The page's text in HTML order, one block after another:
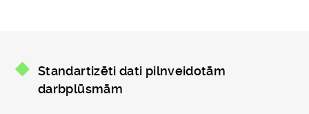
Standartizēti dati pilnveidotām
darbplūsmām